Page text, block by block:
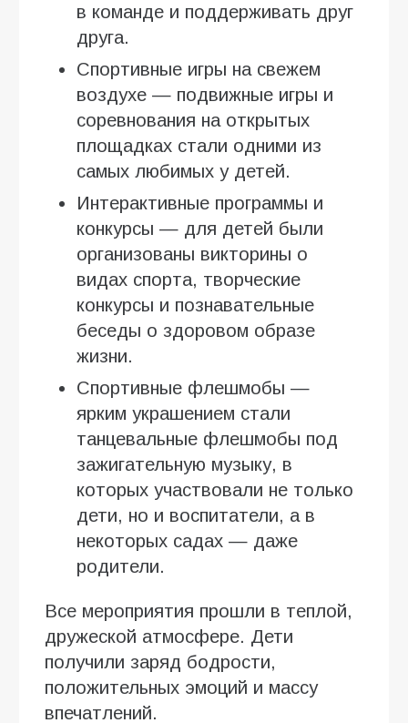
в команде и поддерживать друг
друга.
Спортивные игры на свежем
воздухе — подвижные игры и
соревнования на открытых
площадках стали одними из
самых любимых у детей.
Интерактивные программы и
конкурсы — для детей были
организованы викторины о
видах спорта, творческие
конкурсы и познавательные
беседы о здоровом образе
жизни.
Спортивные флешмобы —
ярким украшением стали
танцевальные флешмобы под
зажигательную музыку, в
которых участвовали не только
дети, но и воспитатели, а в
некоторых садах — даже
родители.
Все мероприятия прошли в теплой,
дружеской атмосфере. Дети
получили заряд бодрости,
положительных эмоций и массу
впечатлений.